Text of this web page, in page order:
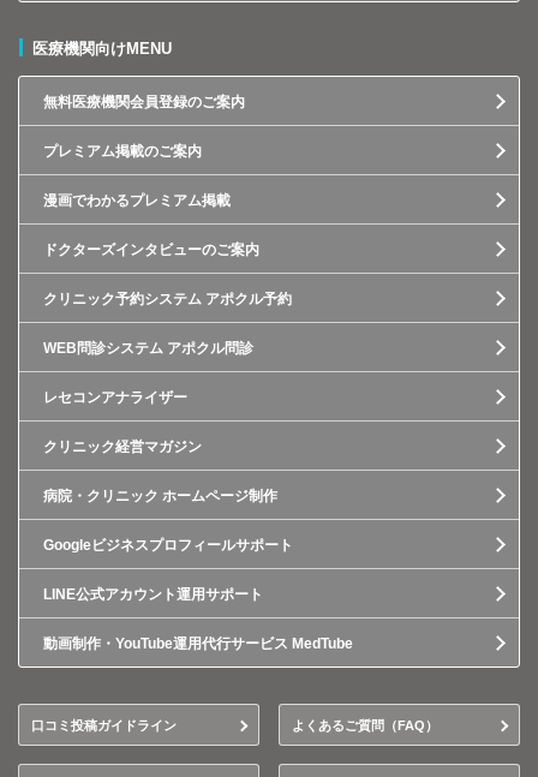
医療機関向けMENU
無料医療機関会員登録のご案内
プレミアム掲載のご案内
漫画でわかるプレミアム掲載
ドクターズインタビューのご案内
クリニック予約システム アポクル予約
WEB問診システム アポクル問診
レセコンアナライザー
クリニック経営マガジン
病院・クリニック ホームページ制作
Googleビジネスプロフィールサポート
LINE公式アカウント運用サポート
動画制作・YouTube運用代行サービス MedTube
口コミ投稿ガイドライン よくあるご質問（FAQ）